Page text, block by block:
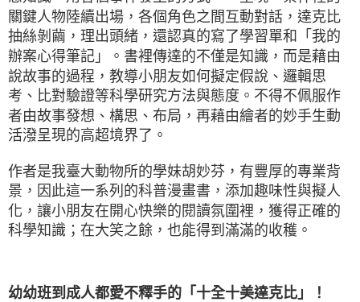
關鍵人物陸續出場，各個角色之間互動對話，達克比
抽絲剝繭，理出頭緒，還認真的寫了學習單和「我的
辦案心得筆記」。書裡傳達的不僅是知識，而是藉由
說故事的過程，教導小朋友如何擬定假說、邏輯思
考、比對驗證等科學研究方法與態度。不得不佩服作
者由故事發想、構思、布局，再藉由繪者的妙手生動
活潑呈現的高超境界了。
作者是我臺大動物所的學妹胡妙芬，有豐厚的專業背
景，因此這一系列的科普漫畫書，添加趣味性與擬人
化，讓小朋友在開心快樂的閱讀氛圍裡，獲得正確的
科學知識；在大笑之餘，也能得到滿滿的收穫。
幼幼班到成人都愛不釋手的「十全十美達克比」！